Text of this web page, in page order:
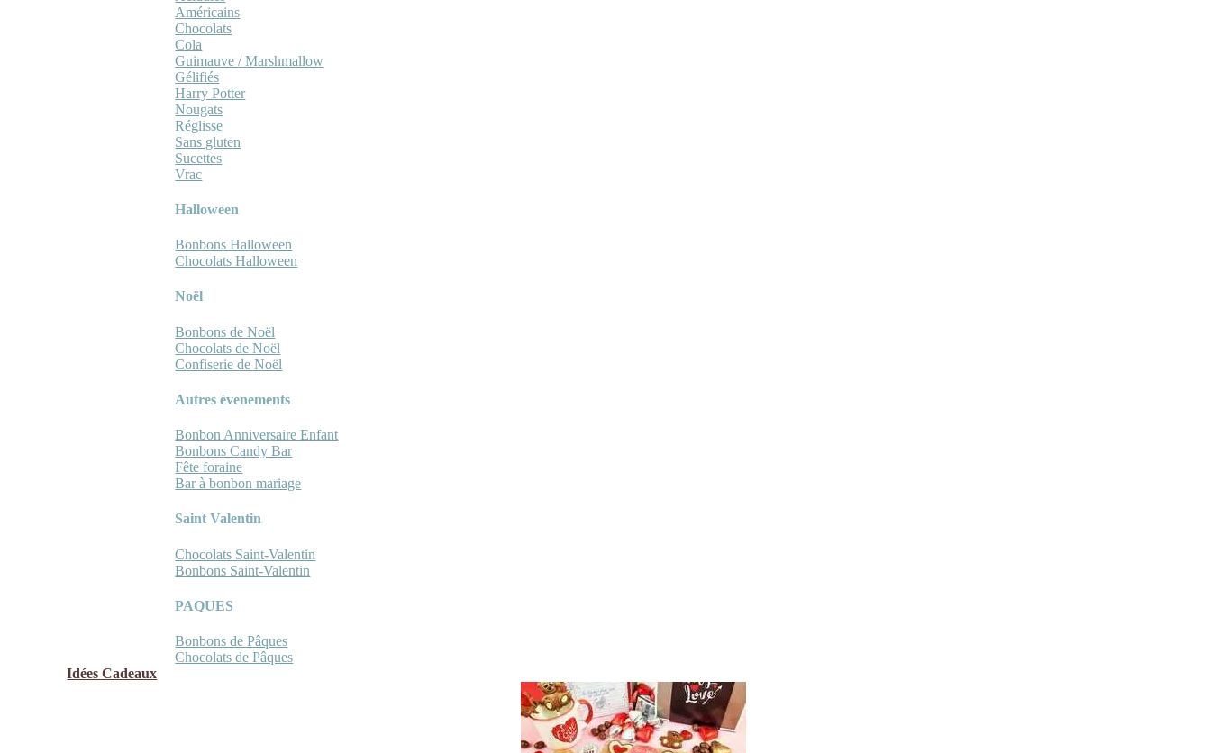
Américains
Chocolats
Cola
Guimauve / Marshmallow
Gélifiés
Harry Potter
Nougats
Réglisse
Sans gluten
Sucettes
Vrac
Halloween
Bonbons Halloween
Chocolats Halloween
Noël
Bonbons de Noël
Chocolats de Noël
Confiserie de Noël
Autres évenements
Bonbon Anniversaire Enfant
Bonbons Candy Bar
Fête foraine
Bar à bonbon mariage
Saint Valentin
Chocolats Saint-Valentin
Bonbons Saint-Valentin
PAQUES
Bonbons de Pâques
Chocolats de Pâques
Idées Cadeaux